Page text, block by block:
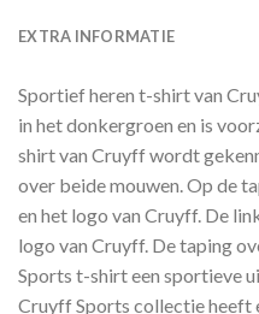
EXTRA INFORMATIE
Sportief heren t-shirt van
in het donkergroen en is
shirt van Cruyff wordt
over beide mouwen. Op de
en het logo van Cruyff. De
logo van Cruyff. De taping
Sports t-shirt een sportieve
Cruyff Sports collectie heeft